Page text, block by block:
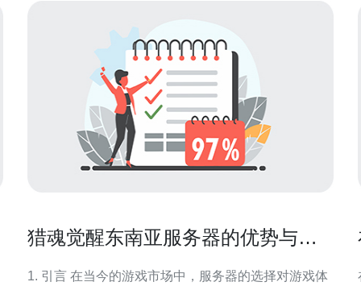
猎魂觉醒东南亚服务器的优势与选
1. 引言 在当今的游戏市场中，服务器的选择对游戏体